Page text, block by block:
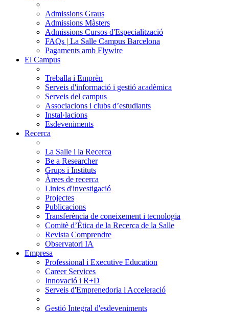
Admissions Graus
Admissions Màsters
Admissions Cursos d'Especialització
FAQs | La Salle Campus Barcelona
Pagaments amb Flywire
El Campus
Treballa i Emprèn
Serveis d'informació i gestió acadèmica
Serveis del campus
Associacions i clubs d’estudiants
Instal·lacions
Esdeveniments
Recerca
La Salle i la Recerca
Be a Researcher
Grups i Instituts
Àrees de recerca
Linies d'investigació
Projectes
Publicacions
Transferència de coneixement i tecnologia
Comitè d’Ètica de la Recerca de la Salle
Revista Comprendre
Observatori IA
Empresa
Professional i Executive Education
Career Services
Innovació i R+D
Serveis d'Emprenedoria i Acceleració
Gestió Integral d'esdeveniments